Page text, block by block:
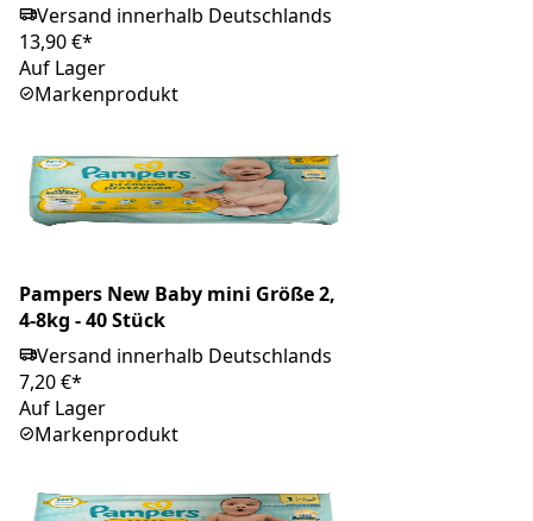
Versand innerhalb Deutschlands
13,90 €*
Auf Lager
Markenprodukt
Pampers New Baby mini Größe 2,
4-8kg - 40 Stück
Versand innerhalb Deutschlands
7,20 €*
Auf Lager
Markenprodukt